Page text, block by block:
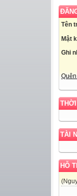
Tên
Mật
Ghi
TÀI
HỖ